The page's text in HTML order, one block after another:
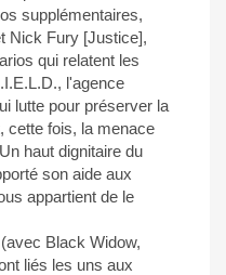
supplémentaires,
Nick Fury [Justice],
qui relatent les
l'agence
lutte pour préserver la
cette fois, la menace
haut dignitaire du
son aide aux
appartient de le
Black Widow,
liés les uns aux